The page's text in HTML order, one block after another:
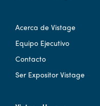
Acerca de Vistage
Equipo Ejecutivo
Contacto
Ser Expositor Vistage